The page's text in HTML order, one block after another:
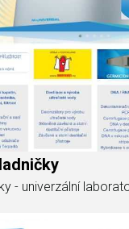
- univerzální